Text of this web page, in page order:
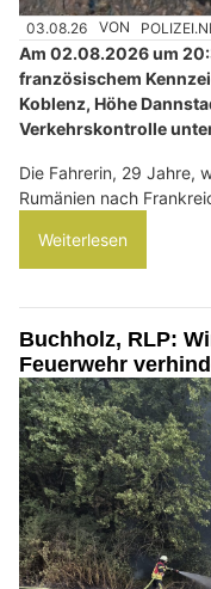
03.08.26 VON
Am 02.08.2026 um
französischem
Koblenz, Höhe
Verkehrskontrolle
Die Fahrerin, 29 Jahre,
Rumänien nach
Weiterlesen
Buchholz, RLP:
Feuerwehr